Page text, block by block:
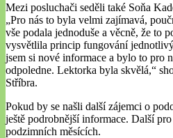
Mezi posluchači seděli také Soňa
„Pro nás to byla velmi zajímavá,
vše podala jednoduše a věcně, že to
vysvětlila princip fungování
jsem si nové informace a bylo to pro
odpoledne. Lektorka byla skvělá,“
Stříbra.
Pokud by se našli další zájemci o
ještě podrobnější informace. Další
podzimních měsících.